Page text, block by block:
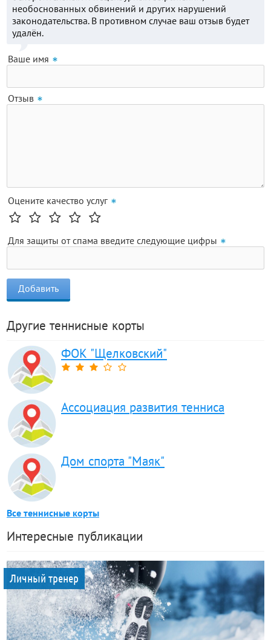
необоснованных обвинений и других нарушений
законодательства. В противном случае ваш отзыв будет
удалён.
Ваше имя
Отзыв
Оцените качество услуг
Для защиты от спама введите следующие цифры
Другие теннисные корты
ФОК "Щелковский"
Ассоциация развития тенниса
Дом спорта "Маяк"
Все теннисные корты
Интересные публикации
Личный тренер